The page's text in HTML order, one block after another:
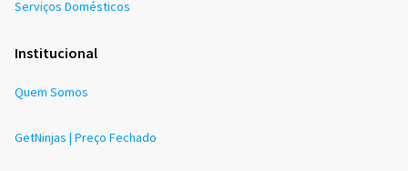
Serviços Domésticos
Institucional
Quem Somos
GetNinjas | Preço Fechado